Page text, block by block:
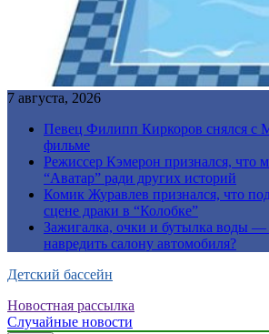
7 августа, 2026
Певец Филипп Киркоров снялся с
фильме
Режиссер Кэмерон признался, что
“Аватар” ради других историй
Комик Журавлев признался, что
сцене драки в “Колобке”
Зажигалка, очки и бутылка воды —
навредить салону автомобиля?
Детский бассейн
Новостная рассылка
Случайные новости